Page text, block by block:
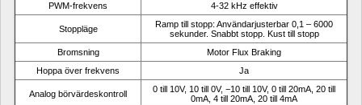
PWM-frekvens
4-32 kHz effektiv
Stoppläge
Ramp till stopp: Användarjusterbar 0,1 – 6000
sekunder. Snabbt stopp. Kust till stopp
Bromsning
Motor Flux Braking
Hoppa över frekvens
Ja
Analog börvärdeskontroll
0 till 10V, 10 till 0V, −10 till 10V, 0 till 20mA, 20 till
0mA, 4 till 20mA, 20 till 4mA